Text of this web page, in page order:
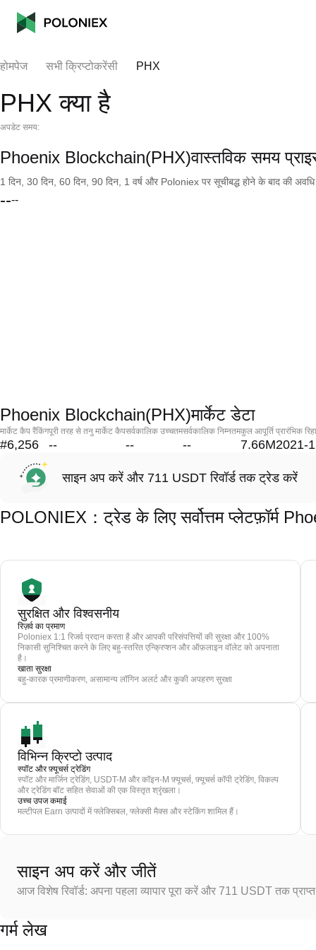
होमपेज सभी क्रिप्टोकरेंसी PHX
PHX क्या है
अपडेट समय:
Phoenix Blockchain(PHX)वास्तविक समय
1 दिन, 30 दिन, 60 दिन, 90 दिन, 1 वर्ष और Poloniex पर सूचीबद्ध होने के बाद की
----
Phoenix Blockchain(PHX)मार्केट डेटा
मार्केट कैप रैंकिंग
#6,256
पूरी तरह से तनु मार्केट कैप
--
सर्वकालिक उच्चतम
--
सर्वकालिक निम्नतम
--
कुल आपूर्ति
7.66M
प्रारंभिक
2021-
साइन अप करें और 711 USDT रिवॉर्ड तक ट्रेड करें
POLONIEX：ट्रेड के लिए सर्वोत्तम प्लेटफ़ॉर्म
सुरक्षित और विश्वसनीय
रिज़र्व का प्रमाण
Poloniex 1:1 रिजर्व प्रदान करता है और आपकी परिसंपत्तियों की सुरक्षा और 100%
निकासी सुनिश्चित करने के लिए बहु-स्तरित एन्क्रिप्शन और ऑफ़लाइन वॉलेट को अपनाता
है।
खाता सुरक्षा
बहु-कारक प्रमाणीकरण, असामान्य लॉगिन अलर्ट और कुकी अपहरण सुरक्षा
विभिन्न क्रिप्टो उत्पाद
स्पॉट और फ़्यूचर्स ट्रेडिंग
स्पॉट और मार्जिन ट्रेडिंग, USDT-M और कॉइन-M फ़्यूचर्स, फ़्यूचर्स कॉपी ट्रेडिंग, विकल्प
और ट्रेडिंग बॉट सहित सेवाओं की एक विस्तृत श्रृंखला।
उच्च उपज कमाई
मल्टीपल Earn उत्पादों में फ्लेक्सिबल, फ्लेक्सी मैक्स और स्टेकिंग शामिल हैं।
साइन अप करें और जीतें
आज विशेष रिवॉर्ड: अपना पहला व्यापार पूरा करें और 711 USDT तक
गर्म लेख